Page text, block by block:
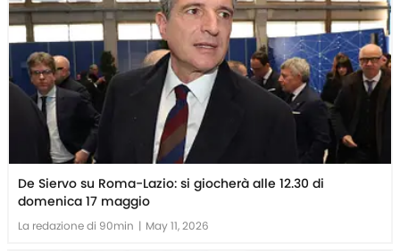
De Siervo su Roma-Lazio: si giocherà alle 12.30 di
domenica 17 maggio
La redazione di 90min | May 11, 2026